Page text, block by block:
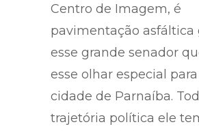
Centro de Imagem, é
pavimentação asfáltica
esse grande senador
esse olhar especial
cidade de Parnaíba.
trajetória política ele